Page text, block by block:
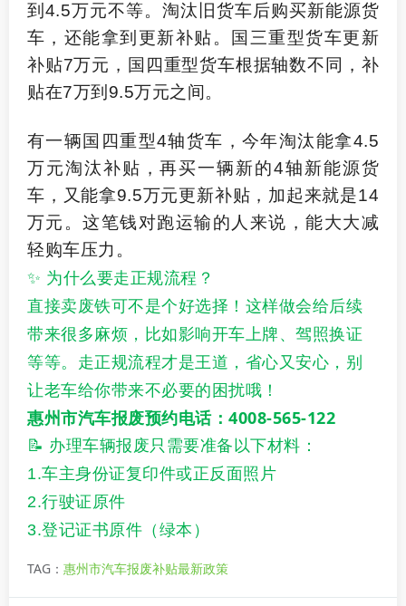
到 4.5万元不等。淘汰旧货车后购买新能源货
车，还能拿到更新补贴。国三重型货车更新
补贴7万元，国四重型货车根据轴数不同，补
贴在7万到 9.5万元之间。
有一辆国四重型4轴货车，今年淘汰能拿4.5
万元淘汰补贴，再买一辆新的4轴新能源货
车，又能拿9.5万元更新补贴，加起来就是14
万元。这笔钱对跑运输的人来说，能大大减
轻购车压力。
✨ 为什么要走正规流程？
直接卖废铁可不是个好选择！这样做会给后续
带来很多麻烦，比如影响开车上牌、驾照换证
等等。走正规流程才是王道，省心又安心，别
让老车给你带来不必要的困扰哦！
惠州市汽车报废预约电话：4008-565-122
📝 办理车辆报废只需要准备以下材料：
1.车主身份证复印件或正反面照片
2.行驶证原件
3.登记证书原件（绿本）
TAG： 惠州市汽车报废补贴最新政策